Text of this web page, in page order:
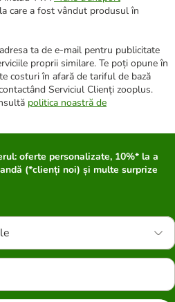
care a fost vândut produsul în
ta de e-mail pentru publicitate
proprii similare. Te poți opune în
costuri în afară de tariful de bază
Serviciul Clienți zooplus.
politica noastră de
oferte personalizate, 10%* la a
(*clienți noi) și multe surprize